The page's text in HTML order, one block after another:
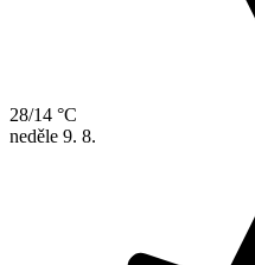
28/14 °C
neděle 9. 8.